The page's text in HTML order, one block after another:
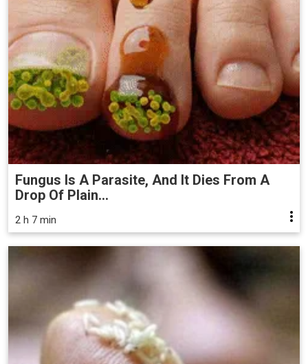
Fungus Is A Parasite, And It Dies From A
Drop Of Plain...
2 h 7 min